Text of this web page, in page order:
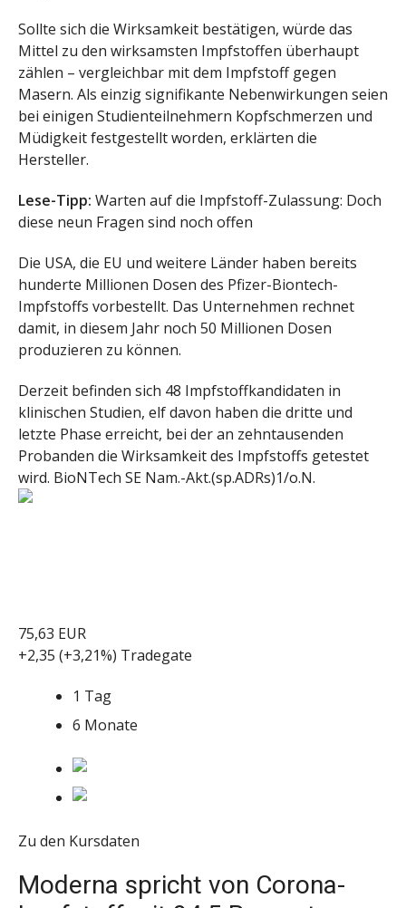
Sollte sich die Wirksamkeit bestätigen, würde das
Mittel zu den wirksamsten Impfstoffen überhaupt
zählen – vergleichbar mit dem Impfstoff gegen
Masern. Als einzig signifikante Nebenwirkungen seien
bei einigen Studienteilnehmern Kopfschmerzen und
Müdigkeit festgestellt worden, erklärten die
Hersteller.
Lese-Tipp: Warten auf die Impfstoff-Zulassung: Doch
diese neun Fragen sind noch offen
Die USA, die EU und weitere Länder haben bereits
hunderte Millionen Dosen des Pfizer-Biontech-
Impfstoffs vorbestellt. Das Unternehmen rechnet
damit, in diesem Jahr noch 50 Millionen Dosen
produzieren zu können.
Derzeit befinden sich 48 Impfstoffkandidaten in
klinischen Studien, elf davon haben die dritte und
letzte Phase erreicht, bei der an zehntausenden
Probanden die Wirksamkeit des Impfstoffs getestet
wird. BioNTech SE Nam.-Akt.(sp.ADRs)1/o.N.
75,63 EUR
+2,35 (+3,21%) Tradegate
1 Tag
6 Monate
Zu den Kursdaten
Moderna spricht von Corona-